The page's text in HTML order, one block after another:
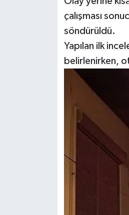
çalışması
söndürüldü.
Yapılan ilk
belirlenirken,